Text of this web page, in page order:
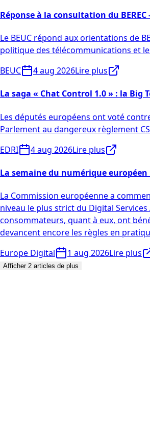
Réponse à la consultation du
Le BEUC répond aux orientations de
politique des télécommunications et
BEUC
4 aug 2026Lire plus
La saga « Chat Control 1.0 » : la
Les députés européens ont voté
Parlement au dangereux règlement
EDRI
4 aug 2026Lire plus
La semaine du numérique
La Commission européenne a
niveau le plus strict du Digital
consommateurs, quant à eux, ont
devancent encore les règles en
Europe Digital
1 aug 2026Lire plus
Afficher 2 articles de plus